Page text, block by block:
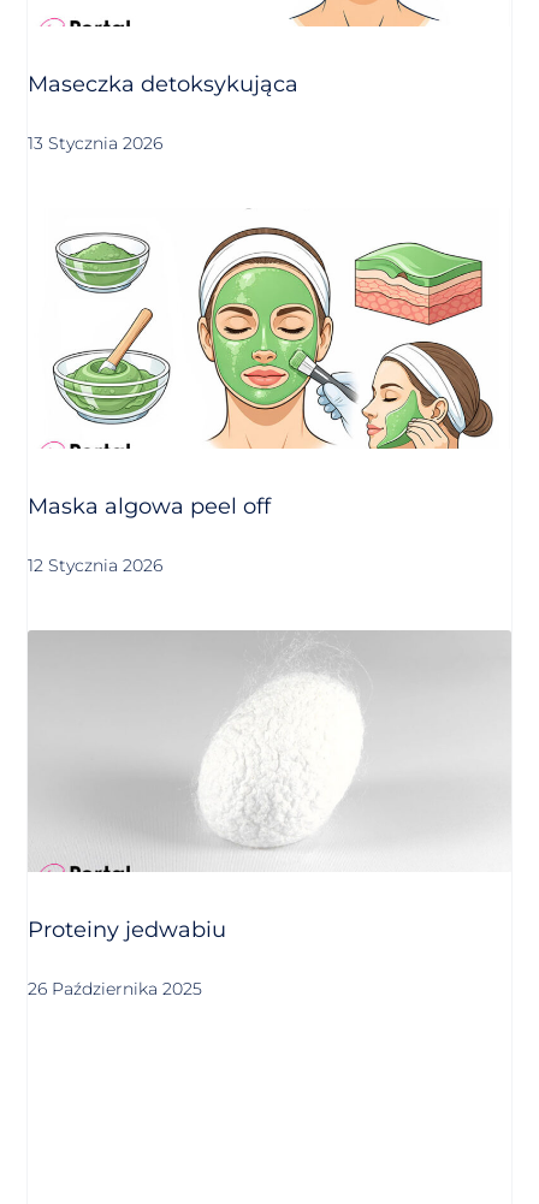
Maseczka detoksykująca
13 Stycznia 2026
Maska algowa peel off
12 Stycznia 2026
Proteiny jedwabiu
26 Października 2025